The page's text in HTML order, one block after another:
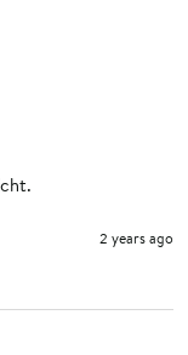
2 years ago